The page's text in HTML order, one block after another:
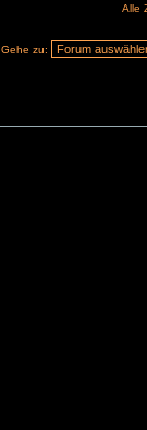
Alle
Gehe zu: